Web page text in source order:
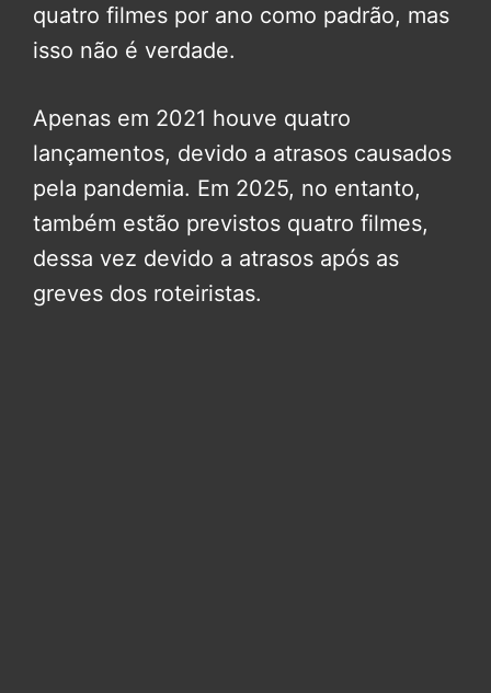
quatro filmes por ano como padrão, mas
isso não é verdade.
Apenas em 2021 houve quatro
lançamentos, devido a atrasos causados
pela pandemia. Em 2025, no entanto,
também estão previstos quatro filmes,
dessa vez devido a atrasos após as
greves dos roteiristas.